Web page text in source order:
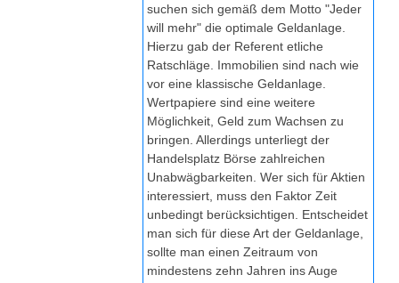
suchen sich gemäß dem Motto "Jeder
will mehr" die optimale Geldanlage.
Hierzu gab der Referent etliche
Ratschläge. Immobilien sind nach wie
vor eine klassische Geldanlage.
Wertpapiere sind eine weitere
Möglichkeit, Geld zum Wachsen zu
bringen. Allerdings unterliegt der
Handelsplatz Börse zahlreichen
Unabwägbarkeiten. Wer sich für Aktien
interessiert, muss den Faktor Zeit
unbedingt berücksichtigen. Entscheidet
man sich für diese Art der Geldanlage,
sollte man einen Zeitraum von
mindestens zehn Jahren ins Auge